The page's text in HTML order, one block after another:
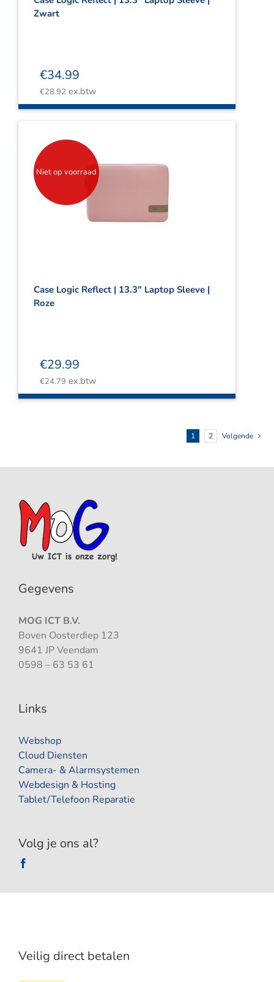
Zwart
€34.99
€28.92 ex.btw
Niet op voorraad
Case Logic Reflect | 13.3″ Laptop Sleeve |
Roze
€29.99
€24.79 ex.btw
1 2 Volgende
Gegevens
MOG ICT B.V.
Boven Oosterdiep 123
9641 JP Veendam
0598 – 63 53 61
Links
Webshop
Cloud Diensten
Camera- & Alarmsystemen
Webdesign & Hosting
Tablet/Telefoon Reparatie
Volg je ons al?
Veilig direct betalen